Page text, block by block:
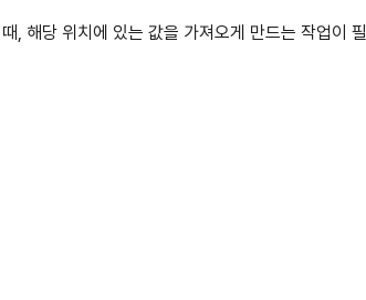
, 해당 위치에 있는 값을 가져오게 만드는 작업이 필